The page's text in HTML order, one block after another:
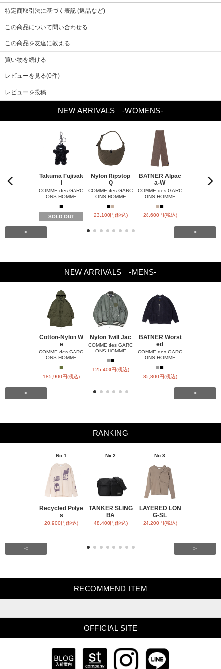
Previou
s
Next
アウトソール
ラバー
特定商取引法に基づく表記 (返品など)
この商品について問い合わせる
この商品を友達に教える
買い物を続ける
レビューを見る(0件)
レビューを投稿
NEW ARRIVALS -WOMENS-
Takuma Fujisak
i
COMME des GARC
ONS HOMME
■
SOLD OUT
Nylon Ripstop
Q
COMME des GARC
ONS HOMME
■■
23,100円(税込)
BATNER Alpac
a-W
COMME des GARC
ONS HOMME
■■
28,600円(税込)
Bleached-
COMME des
< >
NEW ARRIVALS -MENS-
Cotton-Nylon W
e
COMME des GARC
ONS HOMME
■
185,900円(税込)
Nylon Twill Jac
COMME des GARC
ONS HOMME
■■
125,400円(税込)
BATNER Worst
ed
COMME des GARC
ONS HOMME
■■
85,800円(税込)
< >
RANKING
No.1
Recycled Polye
s
20,900円(税込)
No.2
TANKER SLING
BA
48,400円(税込)
No.3
LAYERED LON
G-SL
24,200円(税込)
< >
RECOMMEND ITEM
OFFICIAL SITE